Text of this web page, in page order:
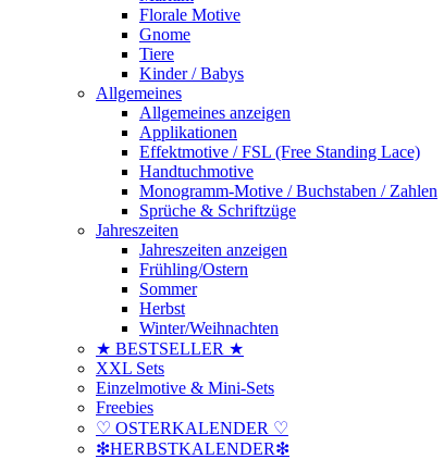
Florale Motive
Gnome
Tiere
Kinder / Babys
Allgemeines
Allgemeines anzeigen
Applikationen
Effektmotive / FSL (Free Standing Lace)
Handtuchmotive
Monogramm-Motive / Buchstaben / Zahlen
Sprüche & Schriftzüge
Jahreszeiten
Jahreszeiten anzeigen
Frühling/Ostern
Sommer
Herbst
Winter/Weihnachten
★ BESTSELLER ★
XXL Sets
Einzelmotive & Mini-Sets
Freebies
♡ OSTERKALENDER ♡
❇HERBSTKALENDER❇